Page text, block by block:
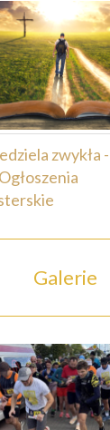
zwykła
Galerie